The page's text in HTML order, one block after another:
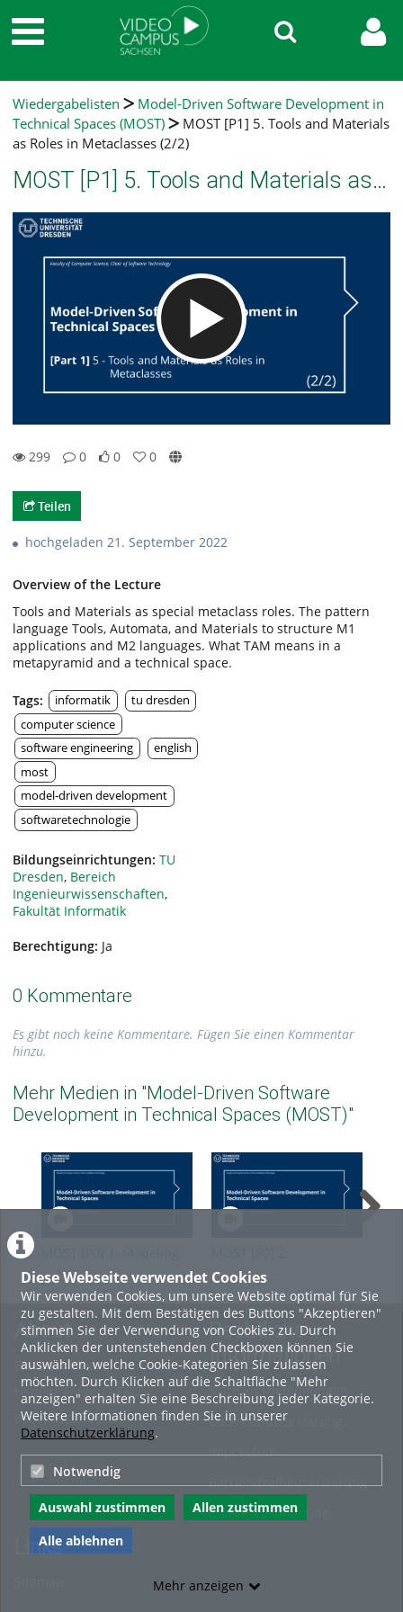
Diese Webseite verwendet Cookies
Wir verwenden Cookies, um unsere Website optimal für Sie
zu gestalten. Mit dem Bestätigen des Buttons "Akzeptieren"
stimmen Sie der Verwendung von Cookies zu. Durch
Anklicken der untenstehenden Checkboxen können Sie
auswählen, welche Cookie-Kategorien Sie zulassen
möchten. Durch Klicken auf die Schaltfläche "Mehr
anzeigen" erhalten Sie eine Beschreibung jeder Kategorie.
Weitere Informationen finden Sie in unserer
Datenschutzerklärung.
Notwendig
Auswahl zustimmen
Allen zustimmen
Alle ablehnen
Mehr anzeigen
Wiedergabelisten
Model-Driven Software Development in
Technical Spaces (MOST)
MOST [P1] 5. Tools and Materials
as Roles in Metaclasses (2/2)
MOST [P1] 5. Tools and Materials as Roles in Metaclasses (2/2)
299
0
0
0
Teilen
hochgeladen 21. September 2022
Overview of the Lecture
Tools and Materials as special metaclass roles. The pattern
language Tools, Automata, and Materials to structure M1
applications and M2 languages. What TAM means in a
metapyramid and a technical space.
Tags: informatik
tu dresden
computer science
software engineering
english
most
model-driven development
softwaretechnologie
Bildungseinrichtungen: TU
Dresden, Bereich
Ingenieurwissenschaften,
Fakultät Informatik
Berechtigung: Ja
0 Kommentare
Es gibt noch keine Kommentare. Fügen Sie einen Kommentar
hinzu.
Mehr Medien in "Model-Driven Software
Development in Technical Spaces (MOST)"
Applications
About
Erste Schritte
Häufige Fragen - FAQ
Betriebsstatus
Rechtliche
Informationen
Nutzungsbedingungen
Datenschutzerklärung
Impressum
Barrierefreiheitserklärung
Cookie-Zustimmung
Links